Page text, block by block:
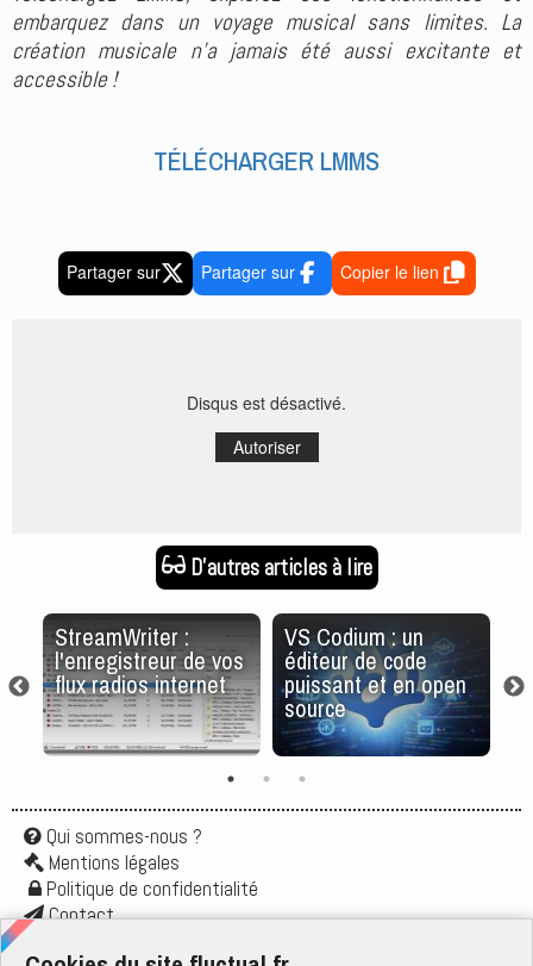
embarquez dans un voyage musical sans limites. La
création musicale n'a jamais été aussi excitante et
accessible !
TÉLÉCHARGER LMMS
Partager sur Partager sur Copier le lien
Disqus est désactivé.
Autoriser
D'autres articles à lire
StreamWriter :
l'enregistreur de vos
flux radios internet
VS Codium : un
éditeur de code
puissant et en open
source
Qui sommes-nous ?
Mentions légales
Politique de confidentialité
Contact